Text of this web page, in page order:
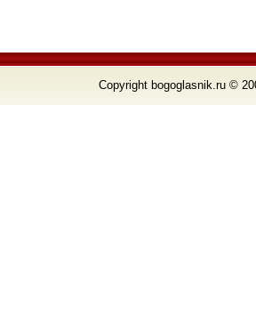
Copyright bogoglasnik.ru ©